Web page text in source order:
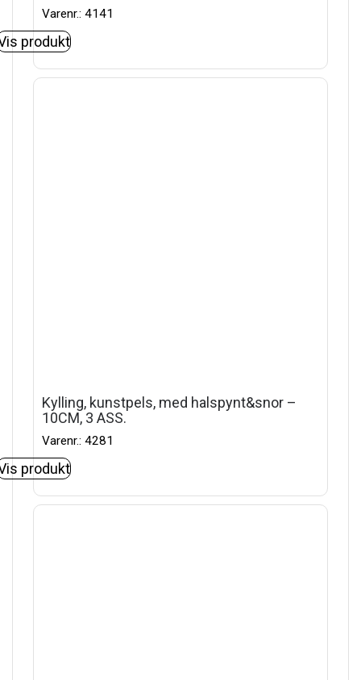
Varenr.: 4141
produkt
Kylling, kunstpels, med halspynt&snor –
10CM, 3 ASS.
Varenr.: 4281
produkt